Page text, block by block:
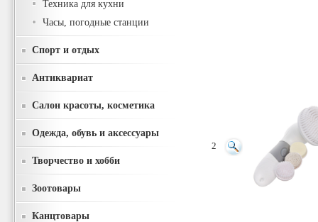
Техника для кухни
Часы, погодные станции
Спорт и отдых
Антиквариат
Салон красоты, косметика
Одежда, обувь и аксессуары
Творчество и хобби
Зоотовары
Канцтовары
2